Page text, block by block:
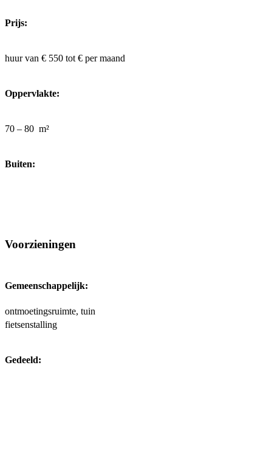
Prijs:
huur van € 550 tot € per maand
Oppervlakte:
70 – 80 m²
Buiten:
Voorzieningen
Gemeenschappelijk:
ontmoetingsruimte, tuin
fietsenstalling
Gedeeld: